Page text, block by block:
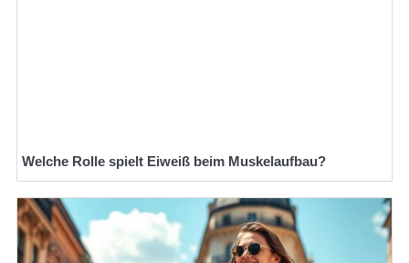
Welche Rolle spielt Eiweiß beim Muskelaufbau?